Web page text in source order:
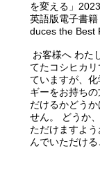
を変える」
英語版電子書
duces the Best
お客様へ わた
てたコシヒカ
ていますが、
ギーをお持ち
だけるかどう
せん。 どうか
ただけますよ
んでいただける